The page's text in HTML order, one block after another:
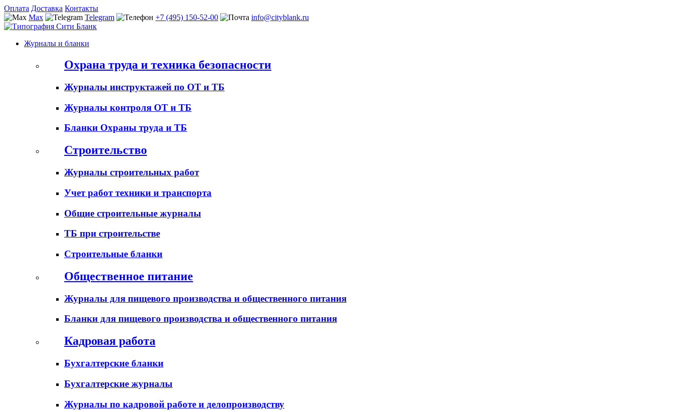
Оплата Доставка Контакты
Max
Telegram +7 (495) 150-52-00 info@cityblank.ru
Журналы и бланки
Охрана труда и техника безопасности
Журналы инструктажей по ОТ и ТБ
Журналы контроля ОТ и ТБ
Бланки Охраны труда и ТБ
Строительство
Журналы строительных работ
Учет работ техники и транспорта
Общие строительные журналы
ТБ при строительстве
Строительные бланки
Общественное питание
Журналы для пищевого производства и общественного питания
Бланки для пищевого производства и общественного питания
Кадровая работа
Бухгалтерские бланки
Бухгалтерские журналы
Журналы по кадровой работе и делопроизводству